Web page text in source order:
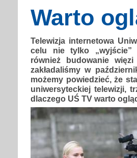
Warto
Telewizja internetowa
celu nie tylko „wyjście”
również budowanie
zakładaliśmy w
możemy powiedzieć, że
uniwersyteckiej telewizji,
dlaczego UŚ TV warto